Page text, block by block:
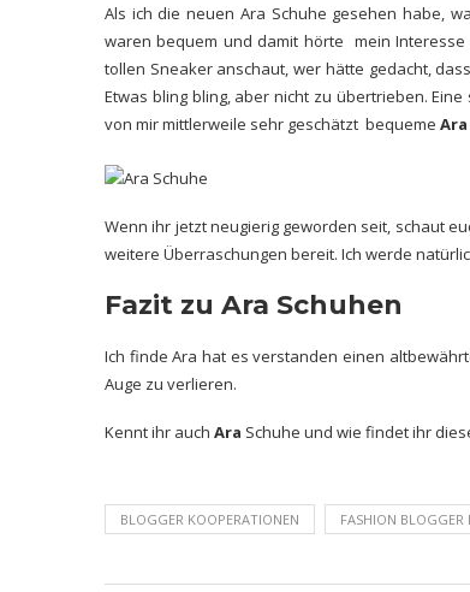
Als ich die neuen Ara Schuhe gesehen habe,
waren bequem und damit hörte mein
tollen Sneaker anschaut, wer hätte gedacht,
Etwas bling bling, aber nicht zu übertrieben.
von mir mittlerweile sehr geschätzt bequeme Ara
Wenn ihr jetzt neugierig geworden seit, schaut
weitere Überraschungen bereit. Ich werde
Fazit zu Ara Schuhen
Ich finde Ara hat es verstanden einen
Auge zu verlieren.
Kennt ihr auch Ara Schuhe und wie findet ihr
BLOGGER KOOPERATIONEN FASHION BLOGGER